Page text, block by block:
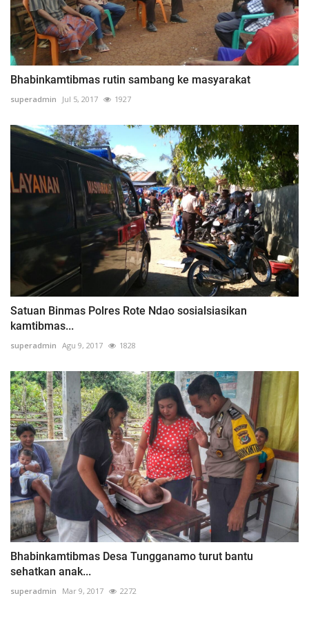
Bhabinkamtibmas rutin sambang ke masyarakat
superadmin Jul 5, 2017 1927
Satuan Binmas Polres Rote Ndao sosialsiasikan
kamtibmas...
superadmin Agu 9, 2017 1828
Bhabinkamtibmas Desa Tungganamo turut bantu
sehatkan anak...
superadmin Mar 9, 2017 2272